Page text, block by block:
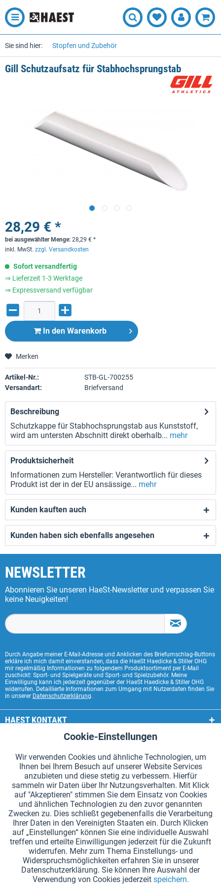
Sie sind hier: Stopfen und Zubehör
Gill Schutzaufsatz für Stabhochsprungstab
28,29 € *
bei ausgewählter Menge: 28,29 € *
inkl. MwSt. zzgl. Versandkosten
Sofort versandfertig
⇒ Lieferzeit 1-3 Werktage
⇒ Expressversand verfügbar
In den Warenkorb
Merken
Artikel-Nr.:
STB-GL-700255
Versandart:
Briefversand
Beschreibung
Schutzkappe für Stabhochsprungstab aus Kunststoff,
wird am untersten Abschnitt direkt oberhalb... mehr
Produktsicherheit
Informationen zum Hersteller: Verantwortlich für dieses
Produkt ist der in der EU ansässige... mehr
Kunden kauften auch
Kunden haben sich ebenfalls angesehen
NEWSLETTER
Abonnieren Sie unseren HaeSt-Newsletter und verpassen Sie
keine Neuigkeiten!
Durch Angabe meiner E-Mail-Adresse und Anklicken des Briefumschlag-Buttons
erkläre ich mich damit einverstanden, dass die HaeSt Haedicke & Stiller OHG
mir regelmäßig Informationen zu folgendem Produktsortiment per E-Mail
zuschickt: Sport- und Spielgeräte und Sport- und Spielzubehör. Meine
Einwilligung kann ich jederzeit gegenüber der HaeSt Haedicke & Stiller OHG
widerrufen. Detaillierte Informationen zum Umgang mit Nutzerdaten finden Sie
in unserer Datenschutzerklärung.
HAEST KONTAKT
HAEST SHOP SERVICE
ALLGEMEINE INFORMATIONEN
ZAHLUNGSARTEN
*Alle Preise inkl. Mehrwertsteuer zzgl.Versandkosten.
Cookie-Einstellungen Kataloge anfordern
Lasergravuren auf Staffelstäben Newsletter Über uns
Hilfe und Support Kontakt Versand und Zahlung
Rücksendung & Erstattung Widerrufsrecht Datenschutz
Aktiv
Tracking Aktiv
Cookie-Einstellungen
Wir verwenden Cookies und ähnliche Technologien, um
Ihnen bei Ihrem Besuch auf unserer Website Services
anzubieten und diese stetig zu verbessern. Hierfür
sammeln wir Daten über Ihr Nutzungsverhalten. Mit Klick
auf "Akzeptieren" stimmen Sie dem Einsatz von Cookies
und ähnlichen Technologien zu den zuvor genannten
Zwecken zu. Dies schließt gegebenenfalls die Verarbeitung
Ihrer Daten in den Vereinigten Staaten ein. Durch Klicken
auf „Einstellungen“ können Sie eine individuelle Auswahl
treffen und erteilte Einwilligungen jederzeit für die Zukunft
widerrufen. Mehr zum Thema Einstellungs- und
Widerspruchsmöglichkeiten erfahren Sie in unserer
Datenschutzerklärung. Sie können Ihre Auswahl der
Verwendung von Cookies jederzeit speichern.